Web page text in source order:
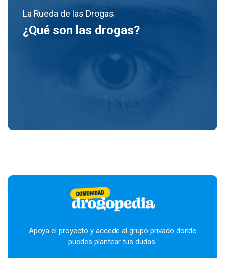
La Rueda de las Drogas
¿Qué son las drogas?
Apoya el proyecto y accede al grupo privado donde
puedes plantear tus dudas.